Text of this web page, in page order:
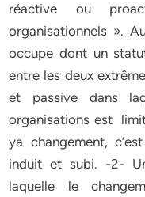
réactive ou
organisationnels ».
occupe dont un
entre les deux
et passive dans
organisations est
ya changement,
induit et subi. -2-
laquelle le